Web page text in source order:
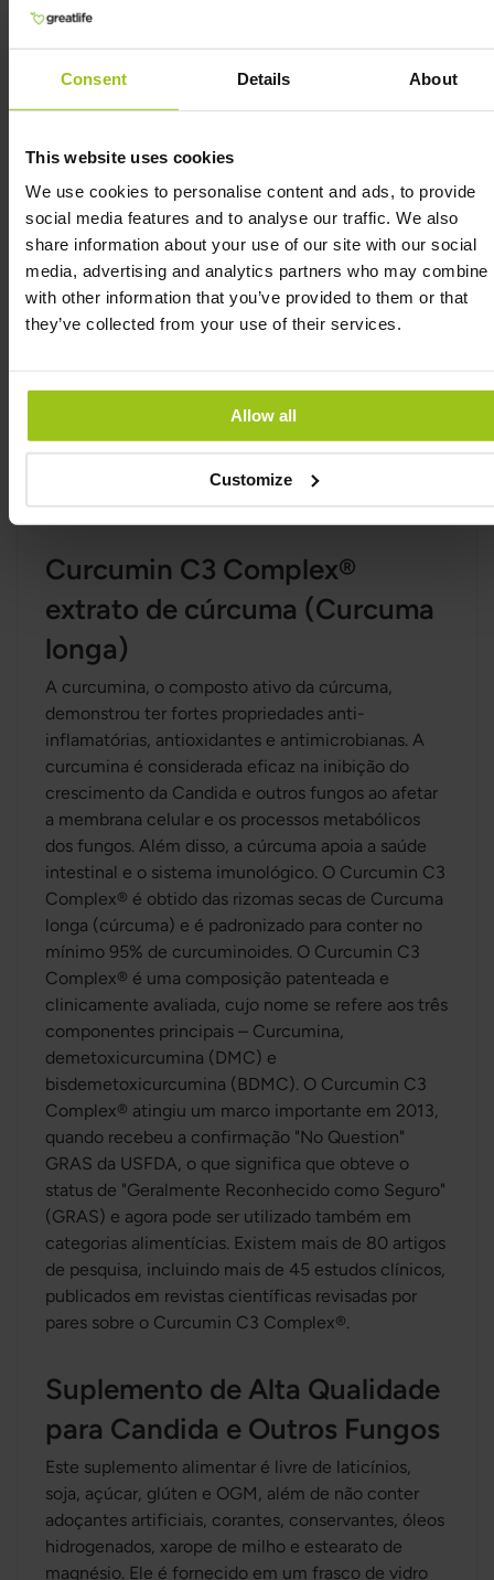
Consent Details About
This website uses cookies
We use cookies to personalise content and ads, to provide
social media features and to analyse our traffic. We also
share information about your use of our site with our social
media, advertising and analytics partners who may combine
with other information that you’ve provided to them or that
they’ve collected from your use of their services.
Allow all
Customize
Os brotos de brócolis são ricos em sulforafano, um
inflamação e promover uma flora intestinal
Extrato de Alho 10:1 (Allium
sativum)
O alho é conhecido por suas fortes propriedades
composto ativo do alho, demonstrou ser eficaz em
inibir o crescimento fúngico e apoiar as defesas do
corpo contra infecções. O alho também pode
ajudar a melhorar a saúde intestinal e equilibrar a
microbiota.
Curcumin C3 Complex®
extrato de cúrcuma (Curcuma
longa)
A curcumina, o composto ativo da cúrcuma,
demonstrou ter fortes propriedades anti-
inflamatórias, antioxidantes e antimicrobianas. A
curcumina é considerada eficaz na inibição do
crescimento da Candida e outros fungos ao afetar
a membrana celular e os processos metabólicos
dos fungos. Além disso, a cúrcuma apoia a saúde
intestinal e o sistema imunológico. O Curcumin C3
Complex® é obtido das rizomas secas de Curcuma
longa (cúrcuma) e é padronizado para conter no
mínimo 95% de curcuminoides. O Curcumin C3
Complex® é uma composição patenteada e
clinicamente avaliada, cujo nome se refere aos três
componentes principais – Curcumina,
demetoxicurcumina (DMC) e
bisdemetoxicurcumina (BDMC). O Curcumin C3
Complex® atingiu um marco importante em 2013,
quando recebeu a confirmação "No Question"
GRAS da USFDA, o que significa que obteve o
status de "Geralmente Reconhecido como Seguro"
(GRAS) e agora pode ser utilizado também em
categorias alimentícias. Existem mais de 80 artigos
de pesquisa, incluindo mais de 45 estudos clínicos,
publicados em revistas científicas revisadas por
pares sobre o Curcumin C3 Complex®.
Suplemento de Alta Qualidade
para Candida e Outros Fungos
Este suplemento alimentar é livre de laticínios,
soja, açúcar, glúten e OGM, além de não conter
adoçantes artificiais, corantes, conservantes, óleos
hidrogenados, xarope de milho e estearato de
magnésio. Ele é fornecido em um frasco de vidro